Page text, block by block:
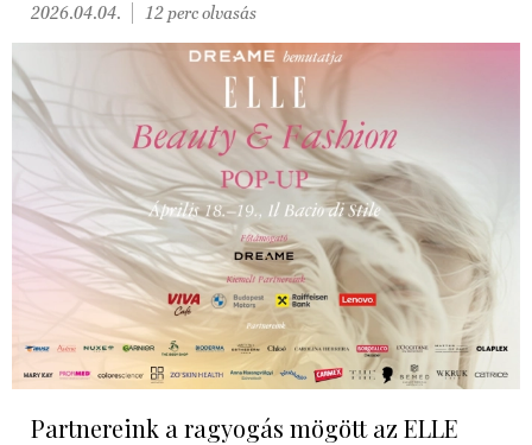
2026.04.04. 12 perc olvasás
Partnereink a ragyogás mögött az ELLE